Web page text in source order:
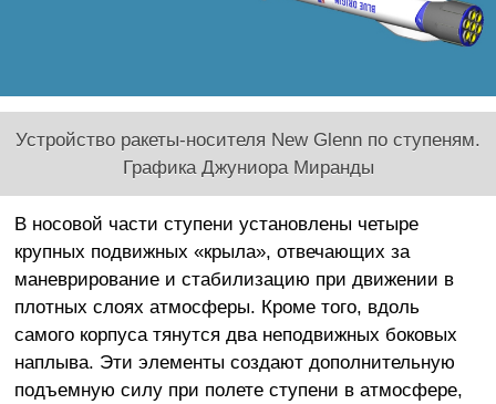
Устройство ракеты-носителя New Glenn по ступеням.
Графика Джуниора Миранды
В носовой части ступени установлены четыре
крупных подвижных «крыла», отвечающих за
маневрирование и стабилизацию при движении в
плотных слоях атмосферы. Кроме того, вдоль
самого корпуса тянутся два неподвижных боковых
наплыва. Эти элементы создают дополнительную
подъемную силу при полете ступени в атмосфере,